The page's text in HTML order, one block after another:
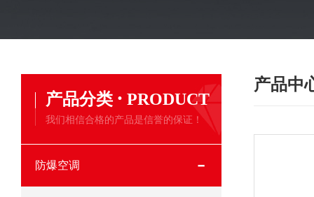
产品分类 · PRODUCT
我们相信合格的产品是信誉的保证！
防爆空调
产品中